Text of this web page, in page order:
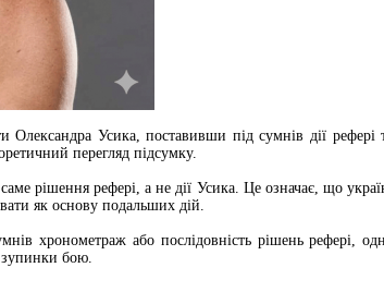
Олександра Усика, поставивши під сумнів дії
перегляд підсумку.
рішення рефері, а не дії Усика. Це означає, що
як основу подальших дій.
хронометраж або послідовність рішень рефері,
зупинки бою.